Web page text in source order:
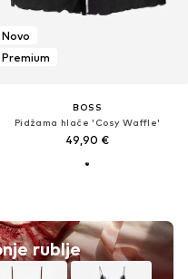
rublje
Novo
Premium
BOSS
Pidžama hlače 'Cosy Waffle'
49,90 €